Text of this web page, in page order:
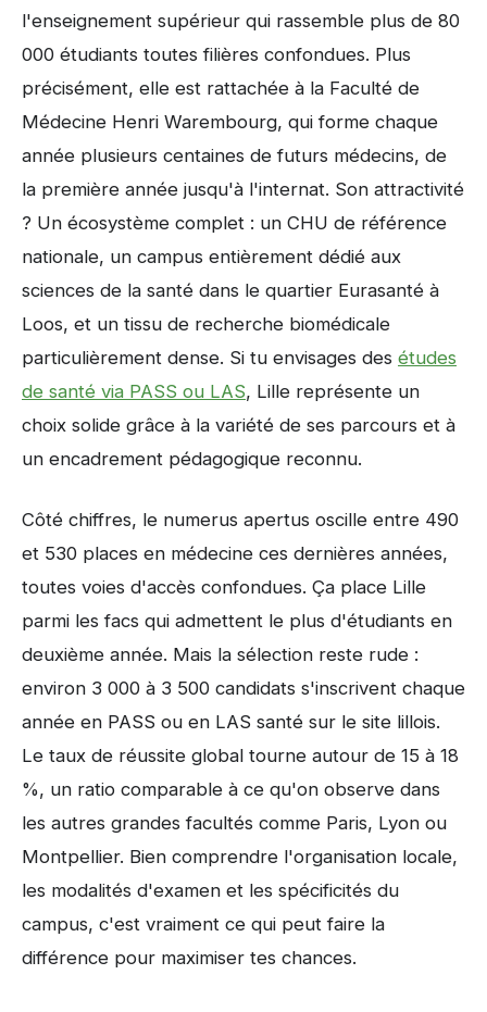
l'enseignement supérieur qui rassemble plus de 80
000 étudiants toutes filières confondues. Plus
précisément, elle est rattachée à la Faculté de
Médecine Henri Warembourg, qui forme chaque
année plusieurs centaines de futurs médecins, de
la première année jusqu'à l'internat. Son attractivité
? Un écosystème complet : un CHU de référence
nationale, un campus entièrement dédié aux
sciences de la santé dans le quartier Eurasanté à
Loos, et un tissu de recherche biomédicale
particulièrement dense. Si tu envisages des études
de santé via PASS ou LAS, Lille représente un
choix solide grâce à la variété de ses parcours et à
un encadrement pédagogique reconnu.
Côté chiffres, le numerus apertus oscille entre 490
et 530 places en médecine ces dernières années,
toutes voies d'accès confondues. Ça place Lille
parmi les facs qui admettent le plus d'étudiants en
deuxième année. Mais la sélection reste rude :
environ 3 000 à 3 500 candidats s'inscrivent chaque
année en PASS ou en LAS santé sur le site lillois.
Le taux de réussite global tourne autour de 15 à 18
%, un ratio comparable à ce qu'on observe dans
les autres grandes facultés comme Paris, Lyon ou
Montpellier. Bien comprendre l'organisation locale,
les modalités d'examen et les spécificités du
campus, c'est vraiment ce qui peut faire la
différence pour maximiser tes chances.